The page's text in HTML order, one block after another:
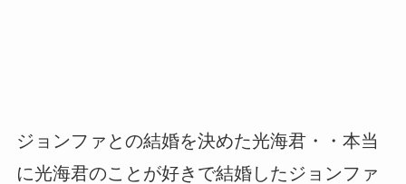
ジョンファとの結婚を決めた光海君・・本当
に光海君のことが好きで結婚したジョンファ